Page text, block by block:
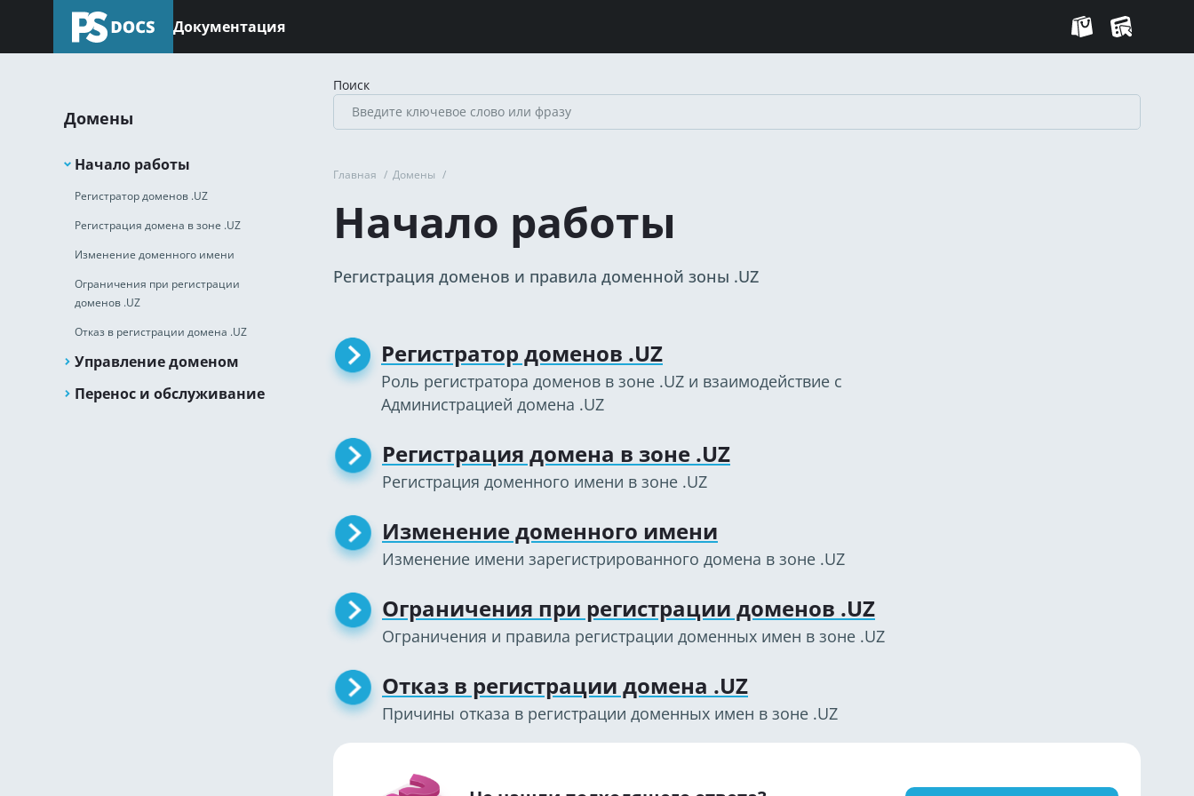
Документация
Домены
Начало работы
Регистратор доменов .UZ
Регистрация домена в зоне .UZ
Изменение доменного имени
Ограничения при регистрации
доменов .UZ
Отказ в регистрации домена .UZ
Управление доменом
Перенос и обслуживание
Поиск
Главная / Домены /
Начало работы
Регистрация доменов и правила доменной зоны .UZ
Регистратор доменов .UZ
Роль регистратора доменов в зоне .UZ и взаимодействие с
Администрацией домена .UZ
Регистрация домена в зоне .UZ
Регистрация доменного имени в зоне .UZ
Изменение доменного имени
Изменение имени зарегистрированного домена в зоне .UZ
Ограничения при регистрации доменов .UZ
Ограничения и правила регистрации доменных имен в зоне .UZ
Отказ в регистрации домена .UZ
Причины отказа в регистрации доменных имен в зоне .UZ